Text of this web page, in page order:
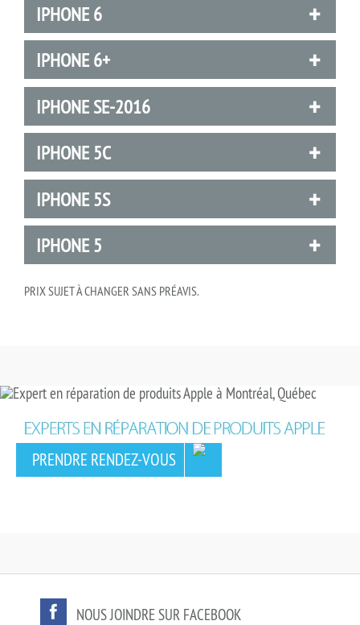
IPHONE 6
IPHONE 6+
IPHONE SE-2016
IPHONE 5C
IPHONE 5S
IPHONE 5
PRIX SUJET À CHANGER SANS PRÉAVIS.
PRENDRE RENDEZ-VOUS
NOUS JOINDRE SUR FACEBOOK